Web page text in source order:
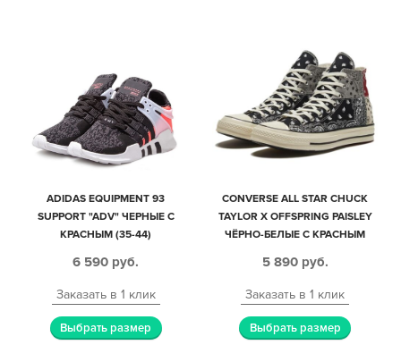
ADIDAS EQUIPMENT 93
SUPPORT "ADV" ЧЕРНЫЕ С
КРАСНЫМ (35-44)
6 590 руб.
Заказать в 1 клик
Выбрать размер
CONVERSE ALL STAR CHUCK
TAYLOR X OFFSPRING PAISLEY
ЧЁРНО-БЕЛЫЕ С КРАСНЫМ
5 890 руб.
Заказать в 1 клик
Выбрать размер